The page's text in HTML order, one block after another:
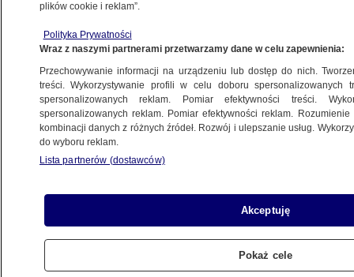
8.05.2013, 17:40
Udostępnij
plików cookie i reklam”.
Polityka Prywatności
Wraz z naszymi partnerami przetwarzamy dane w celu zapewnienia:
Przechowywanie informacji na urządzeniu lub dostęp do nich.
treści. Wykorzystywanie profili w celu doboru spersonalizowanych
spersonalizowanych reklam. Pomiar efektywności treści.
spersonalizowanych reklam. Pomiar efektywności reklam.
kombinacji danych z różnych źródeł. Rozwój i ulepszanie usług.
do wyboru reklam.
Lista partnerów (dostawców)
Akceptuję
Pokaż cele